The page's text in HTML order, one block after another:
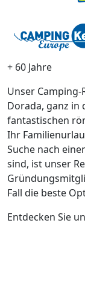
+ 60 Jahre
Unser
Dorada, ganz in
fantastischen
Ihr
Suche nach
sind, ist unser
Fall die beste
Entdecken Sie